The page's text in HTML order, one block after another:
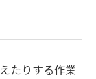
たりする作業